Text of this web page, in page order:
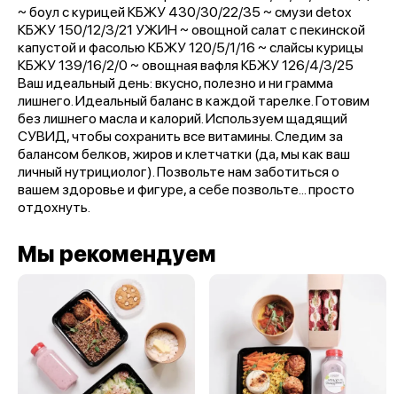
~ боул с курицей КБЖУ 430/30/22/35 ~ смузи detox
КБЖУ 150/12/3/21 УЖИН ~ овощной салат с пекинской
капустой и фасолью КБЖУ 120/5/1/16 ~ слайсы курицы
КБЖУ 139/16/2/0 ~ овощная вафля КБЖУ 126/4/3/25
Ваш идеальный день: вкусно, полезно и ни грамма
лишнего. Идеальный баланс в каждой тарелке. Готовим
без лишнего масла и калорий. Используем щадящий
СУВИД, чтобы сохранить все витамины. Следим за
балансом белков, жиров и клетчатки (да, мы как ваш
личный нутрициолог). Позвольте нам заботиться о
вашем здоровье и фигуре, а себе позвольте... просто
отдохнуть.
Мы рекомендуем